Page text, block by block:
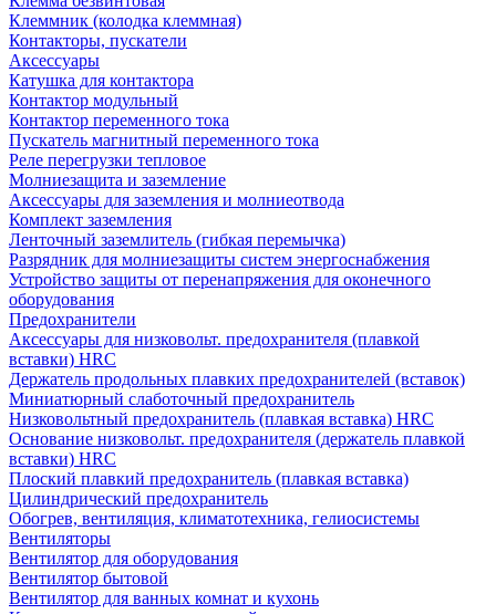
Клеммник (колодка клеммная)
Контакторы, пускатели
Аксессуары
Катушка для контактора
Контактор модульный
Контактор переменного тока
Пускатель магнитный переменного тока
Реле перегрузки тепловое
Молниезащита и заземление
Аксессуары для заземления и молниеотвода
Комплект заземления
Ленточный заземлитель (гибкая перемычка)
Разрядник для молниезащиты систем энергоснабжения
Устройство защиты от перенапряжения для оконечного
оборудования
Предохранители
Аксессуары для низковольт. предохранителя (плавкой
вставки) HRC
Держатель продольных плавких предохранителей (вставок)
Миниатюрный слаботочный предохранитель
Низковольтный предохранитель (плавкая вставка) HRC
Основание низковольт. предохранителя (держатель плавкой
вставки) HRC
Плоский плавкий предохранитель (плавкая вставка)
Цилиндрический предохранитель
Обогрев, вентиляция, климатотехника, гелиосистемы
Вентиляторы
Вентилятор для оборудования
Вентилятор бытовой
Вентилятор для ванных комнат и кухонь